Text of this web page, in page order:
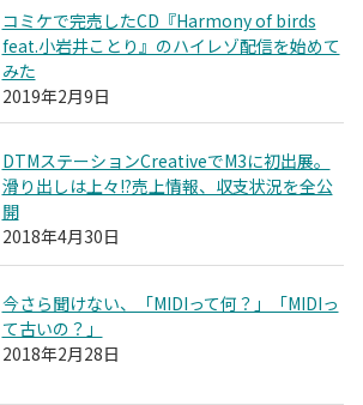
コミケで完売したCD『Harmony of birds
feat.小岩井ことり』のハイレゾ配信を始めて
みた
2019年2月9日
DTMステーションCreativeでM3に初出展。
滑り出しは上々!?売上情報、収支状況を全公
開
2018年4月30日
今さら聞けない、「MIDIって何？」「MIDIっ
て古いの？」
2018年2月28日